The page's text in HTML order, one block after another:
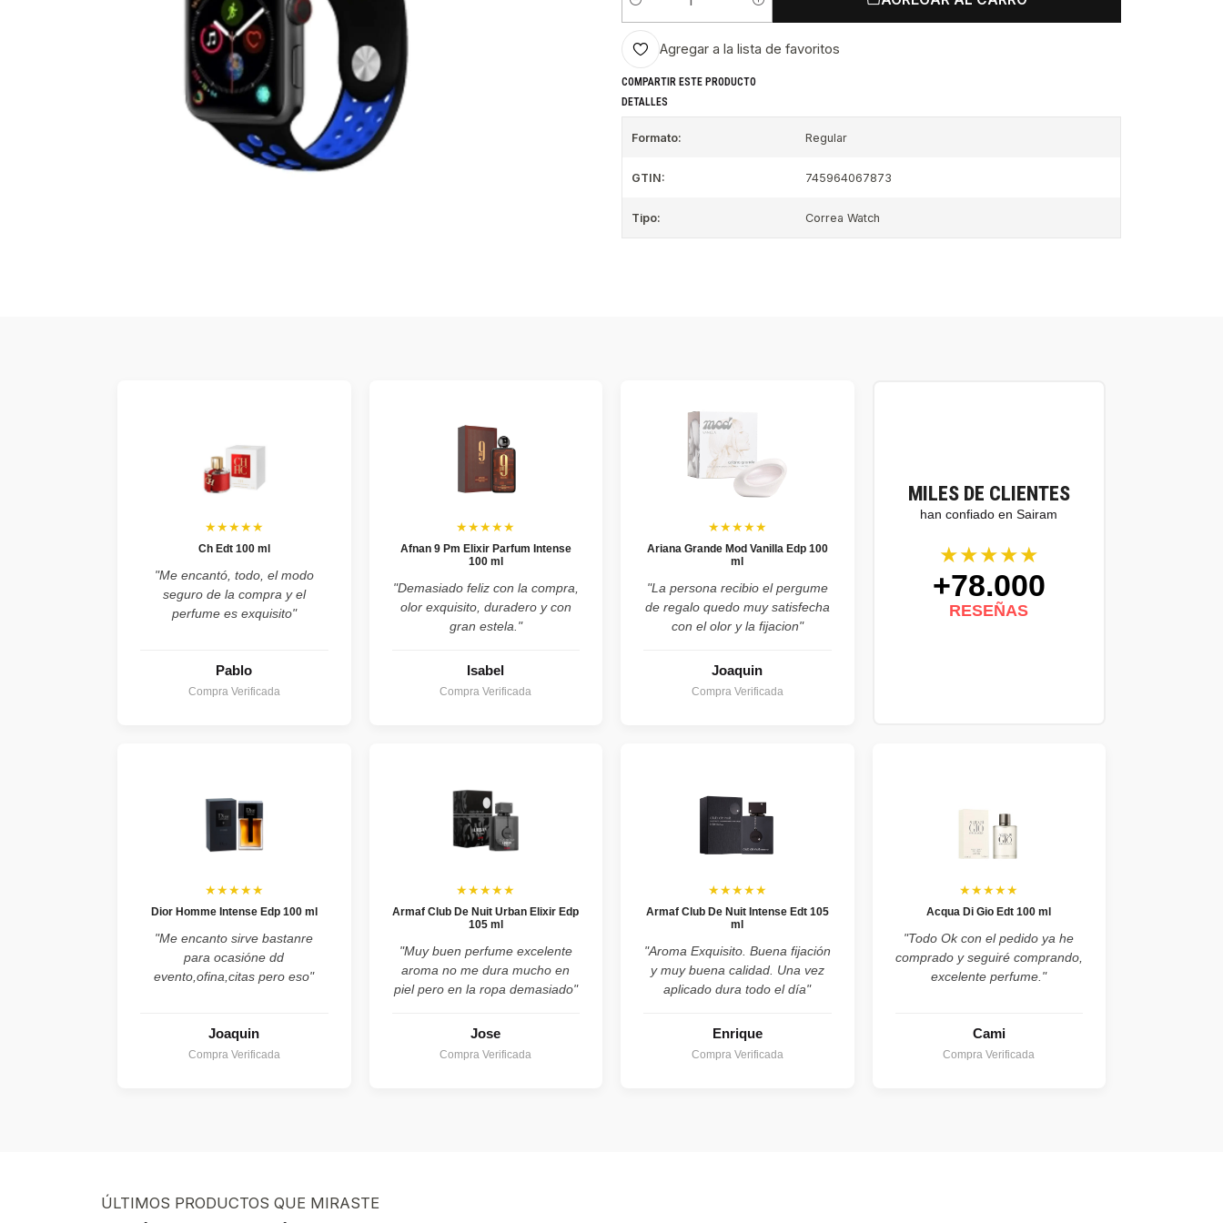
Cantidad
Agregar a la lista de favoritos
COMPARTIR ESTE PRODUCTO
DETALLES
Formato: Regular
GTIN: 745964067873
Tipo: Correa Watch
MILES DE CLIENTES
han confiado en Sairam
★★★★★
+78.000
RESEÑAS
★★★★★
Ch Edt 100 ml
"Me encantó, todo, el modo
seguro de la compra y el
perfume es exquisito"
Pablo
Compra Verificada
★★★★★
Afnan 9 Pm Elixir Parfum Intense
100 ml
"Demasiado feliz con la compra,
olor exquisito, duradero y con
gran estela."
Isabel
Compra Verificada
★★★★★
Ariana Grande Mod Vanilla Edp 100
ml
"La persona recibio el pergume
de regalo quedo muy satisfecha
con el olor y la fijacion"
Joaquin
Compra Verificada
★★★★★
Dior Homme Intense Edp 100 ml
"Me encanto sirve bastanre
para ocasióne dd
evento,ofina,citas pero eso"
Joaquin
Compra Verificada
★★★★★
Armaf Club De Nuit Urban Elixir Edp
105 ml
"Muy buen perfume excelente
aroma no me dura mucho en
piel pero en la ropa demasiado"
Jose
Compra Verificada
★★★★★
Armaf Club De Nuit Intense Edt 105
ml
"Aroma Exquisito. Buena fijación
y muy buena calidad. Una vez
aplicado dura todo el día"
Enrique
Compra Verificada
★★★★★
Acqua Di Gio Edt 100 ml
"Todo Ok con el pedido ya he
comprado y seguiré comprando,
excelente perfume."
Cami
Compra Verificada
ÚLTIMOS PRODUCTOS QUE MIRASTE